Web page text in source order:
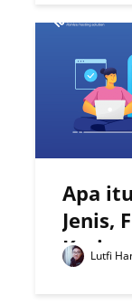
Apa
Jenis,
Lutfi